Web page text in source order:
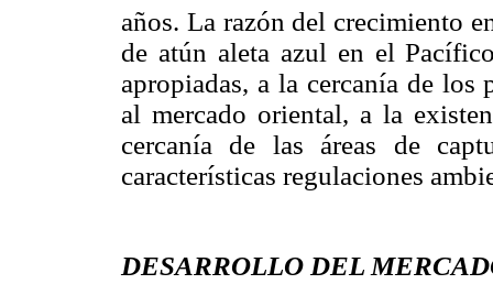
años. La razón del crecimiento
de atún aleta azul en el
apropiadas, a la cercanía de
al mercado oriental, a la
cercanía de las áreas de
características regulaciones
DESARROLLO DEL